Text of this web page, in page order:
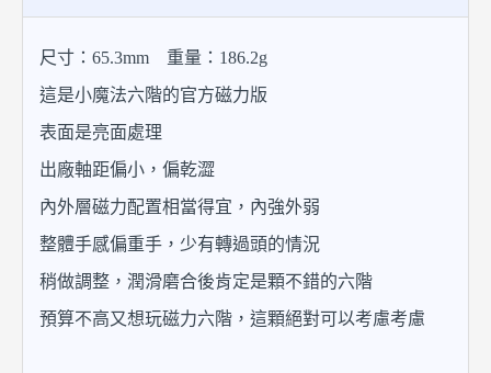
尺寸：65.3mm 重量：186.2g
這是小魔法六階的官方磁力版
表面是亮面處理
出廠軸距偏小，偏乾澀
內外層磁力配置相當得宜，內強外弱
整體手感偏重手，少有轉過頭的情況
稍做調整，潤滑磨合後肯定是顆不錯的六階
預算不高又想玩磁力六階，這顆絕對可以考慮考慮